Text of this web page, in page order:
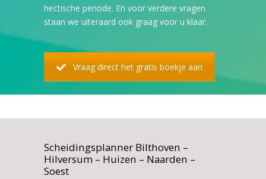
hectische periode. En voor verdere vragen
staan we uiteraard ook graag voor u klaar.
Vraag direct het gratis boekje aan
Scheidingsplanner Bilthoven –
Hilversum – Huizen – Naarden –
Soest